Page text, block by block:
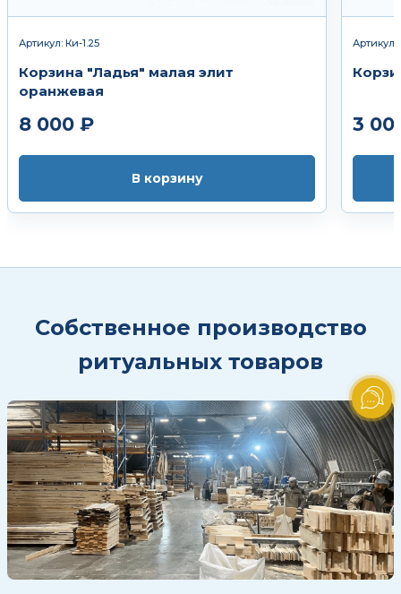
Артикул: Ки-1.25
Корзина "Ладья" малая элит
оранжевая
8 000 ₽
В корзину
Артикул:
3
Собственное производство
ритуальных товаров